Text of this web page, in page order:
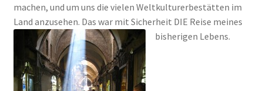
machen, und um uns die vielen Weltkulturerbestätten im
Land anzusehen. Das war mit Sicherheit DIE Reise meines
bisherigen Lebens.